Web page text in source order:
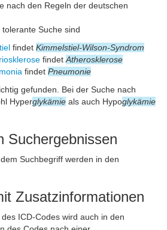
nach den Regeln der deutschen
Suche sind
findet Kimmelstiel-Wilson-Syndrom
findet Atherosklerose
findet Pneumonie
gefunden. Bei der Suche nach
Hyperglykämie als auch Hypoglykämie
Suchergebnissen
Suchbegriff werden in den
Zusatzinformationen
ICD-Codes wird auch in den